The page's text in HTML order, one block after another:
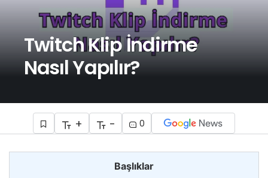
Twitch Klip İndirme
Nasıl Yapılır?
+ - 0
Başlıklar